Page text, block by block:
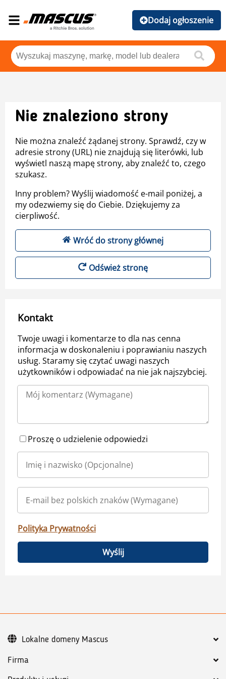
Dodaj ogłoszenie
Nie znaleziono strony
Nie można znaleźć żądanej strony. Sprawdź, czy w
adresie strony (URL) nie znajdują się literówki, lub
wyświetl naszą mapę strony, aby znaleźć to, czego
szukasz.
Inny problem? Wyślij wiadomość e-mail poniżej, a
my odezwiemy się do Ciebie. Dziękujemy za
cierpliwość.
Wróć do strony głównej
Odśwież stronę
Kontakt
Twoje uwagi i komentarze to dla nas cenna
informacja w doskonaleniu i poprawianiu naszych
usług. Staramy się czytać uwagi naszych
użytkowników i odpowiadać na nie jak najszybciej.
Proszę o udzielenie odpowiedzi
Polityka Prywatności
Wyślij
Firma
Lokalne domeny Mascus